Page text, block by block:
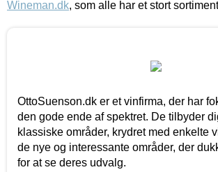
Wineman.dk, som alle har et stort
OttoSuenson.dk er et vinfirma, der har
den gode ende af spektret. De tilbyder
klassiske områder, krydret med enkelte
de nye og interessante områder, der
for at se deres udvalg.